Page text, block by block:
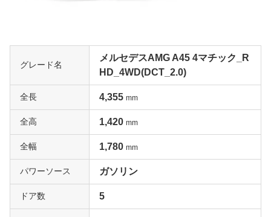
グレード名
メルセデスAMG A45 4マチック_R
HD_4WD(DCT_2.0)
全長 4,355 mm
全高 1,420 mm
全幅 1,780 mm
パワーソース ガソリン
ドア数 5